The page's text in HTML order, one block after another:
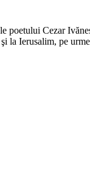
Cezar
la Ierusalim, pe